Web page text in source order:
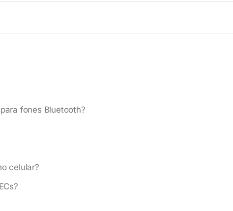
fones Bluetooth?
celular?